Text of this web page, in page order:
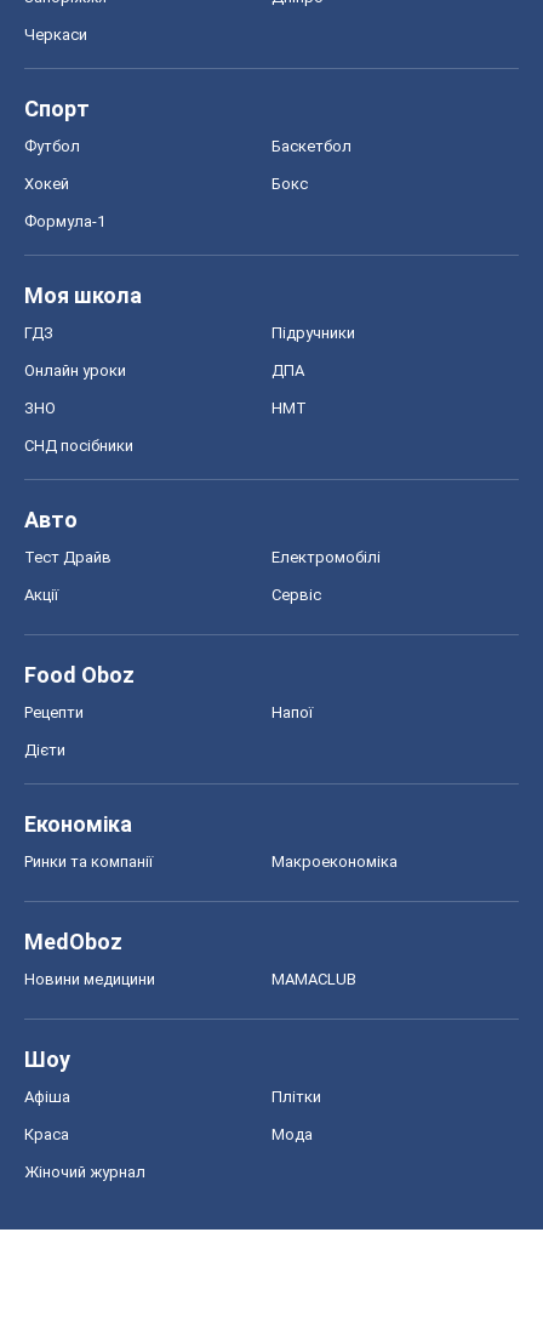
Черкаси
Спорт
Футбол Баскетбол
Хокей Бокс
Формула-1
Моя школа
ГДЗ Підручники
Онлайн уроки ДПА
ЗНО НМТ
СНД посібники
Авто
Тест Драйв Електромобілі
Акції Сервіс
Food Oboz
Рецепти Напої
Дієти
Економіка
Ринки та компанії Макроекономіка
MedOboz
Новини медицини MAMACLUB
Шоу
Афіша Плітки
Краса Мода
Жіночий журнал